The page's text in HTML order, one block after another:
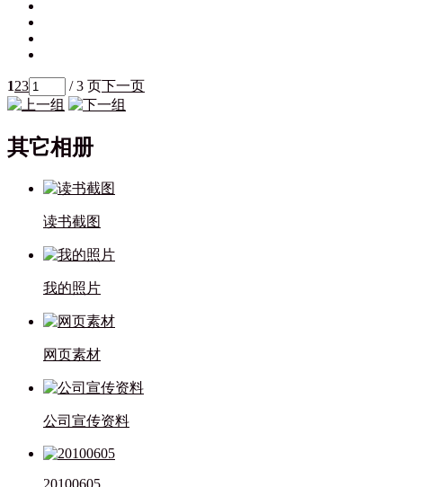
123 / 3 页下一页
其它相册
读书截图
我的照片
网页素材
公司宣传资料
20100605